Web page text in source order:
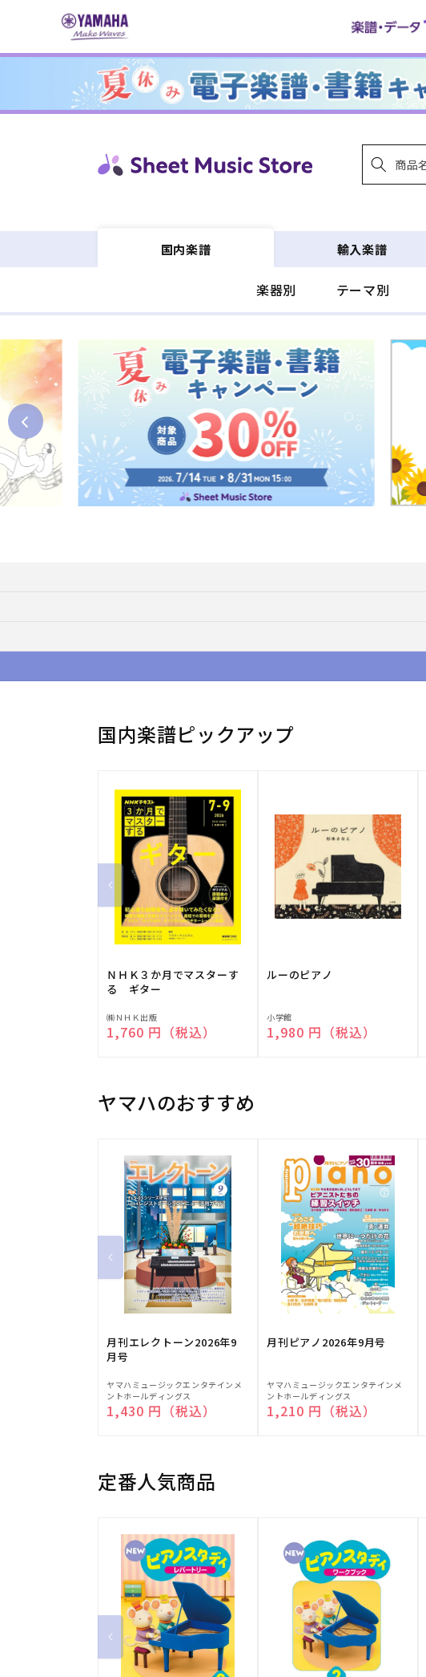
ンツに
国内楽譜
楽器別 テーマ別
輸入楽譜
国内楽譜ピックアップ
ＮＨＫ３か月でマスターす
る ギター
販
売
㈱ＮＨＫ出版
通常価格
1,760 円（税込）
ルーのピアノ
販
売
小学館
通常価格
1,980 円（税込）
ヤマハのおすすめ
月刊エレクトーン2026年9
月号
販
売
元:
ヤマハミュージックエンタテインメ
ントホールディングス
通常価格
1,430 円（税込）
月刊ピアノ2026年9月号
販
売
元:
ヤマハミュージックエンタテインメ
ントホールディングス
通常価格
1,210 円（税込）
定番人気商品